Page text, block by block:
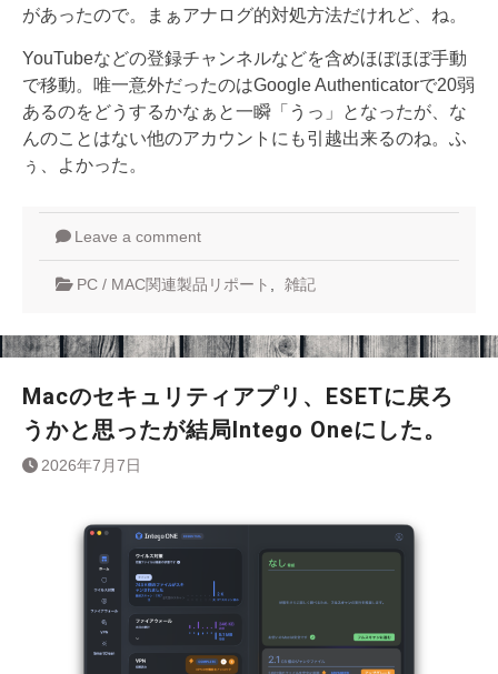
があったので。まぁアナログ的対処方法だけれど、ね。
YouTubeなどの登録チャンネルなどを含めほぼほぼ手動
で移動。唯一意外だったのはGoogle Authenticatorで20弱
あるのをどうするかなぁと一瞬「うっ」となったが、な
んのことはない他のアカウントにも引越出来るのね。ふ
ぅ、よかった。
Leave a comment
PC / MAC関連製品リポート 雑記
Macのセキュリティアプリ、ESETに戻ろ
うかと思ったが結局Intego Oneにした。
2026年7月7日